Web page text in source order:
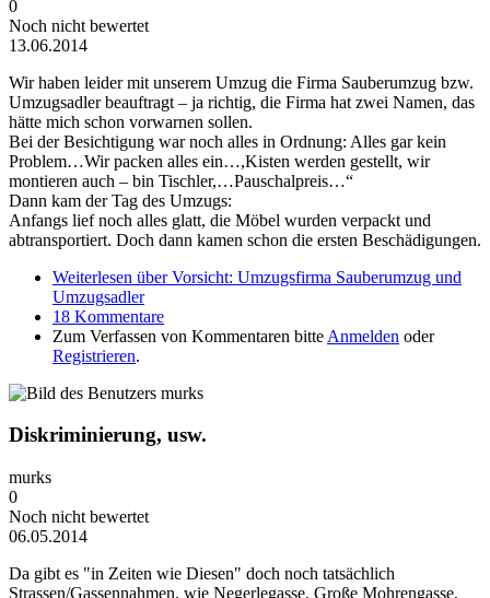
0
Noch nicht bewertet
13.06.2014
Wir haben leider mit unserem Umzug die Firma Sauberumzug bzw.
Umzugsadler beauftragt – ja richtig, die Firma hat zwei Namen, das
hätte mich schon vorwarnen sollen.
Bei der Besichtigung war noch alles in Ordnung: Alles gar kein
Problem…Wir packen alles ein…,Kisten werden gestellt, wir
montieren auch – bin Tischler,…Pauschalpreis…“
Dann kam der Tag des Umzugs:
Anfangs lief noch alles glatt, die Möbel wurden verpackt und
abtransportiert. Doch dann kamen schon die ersten Beschädigungen.
Weiterlesen über Vorsicht: Umzugsfirma Sauberumzug und
Umzugsadler
18 Kommentare
Zum Verfassen von Kommentaren bitte Anmelden oder
Registrieren.
Diskriminierung, usw.
murks
0
Noch nicht bewertet
06.05.2014
Da gibt es "in Zeiten wie Diesen" doch noch tatsächlich
Strassen/Gassennahmen, wie Negerlegasse, Große Mohrengasse,